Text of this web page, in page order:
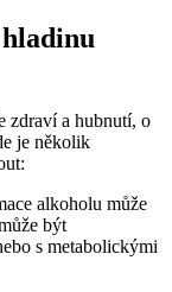
zdraví a hubnutí, o
je několik
alkoholu může
být
s metabolickými